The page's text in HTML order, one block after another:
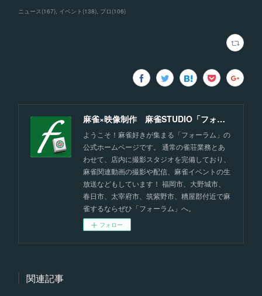
ニュース(167) イベント (138) プロ (106)
麻雀×映像制作 麻雀STUDIO「フォーラム」福岡
ようこそ！麻雀好きが集まる「フォーラム」の
公式ホームページです。 通常の雀荘業務とあ
わせて、店内に撮影スタジオを完備しており、
麻雀関連動画の撮影や配信、麻雀イベントの生
放送などもしています！ 福岡市、大野城市、
春日市、太宰府市、筑紫野市、糟屋郡付近で麻
雀するならぜひ「フォーラム」へ。
フォロー
関連記事